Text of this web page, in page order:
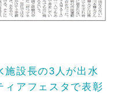
設長の3人が出水
ィアフェスタで表彰